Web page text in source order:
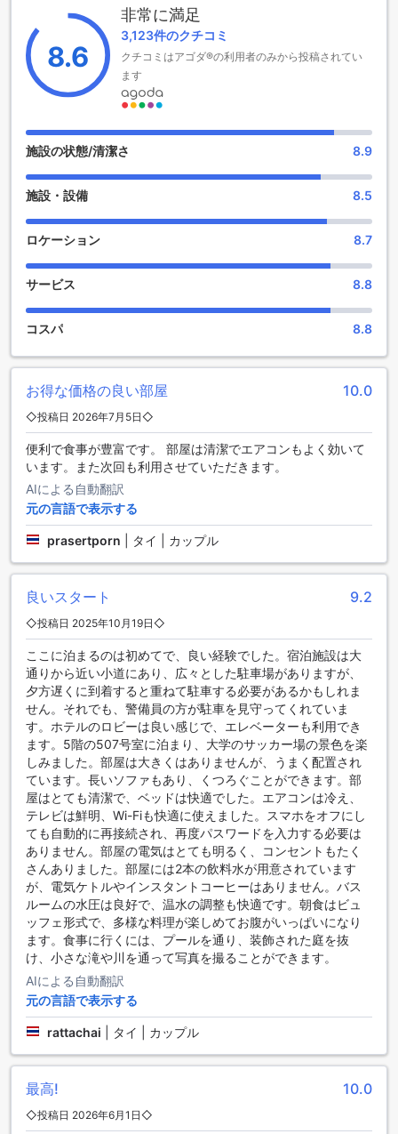
快適なくつろぎの共用ラウンジとテレビエリア
グライ ガン プレイス ホテルでは、快適なくつろぎのために
広々とした共用ラウンジとテレビエリアを提供しています。
ラウンジはモダンで落ち着いた雰囲気で、ソファや快適な座
席が完備されています。ここでは、ゲスト同士の交流やリラ
ックスした時間を過ごすことができます。また、テレビエリ
アでは、最新の映画やスポーツイベントを楽しむことができ
好みの番組をご覧いただけます。共用ラウンジとテレビエリ
アは、快適な滞在をお楽しみいただくためのお客様のための
特別なスペースです。
グライ ガン プレイス ホテルは、サラブリに位置する素晴らし
いスポーツ施設を提供しています。屋外プールでは、快適な
水泳やリラックスできる日光浴を楽しむことができます。プ
眺めることもできます。また、無料のフィットネスセンター
り、健康やフィットネスに興味のあるゲストに最適です。ト
レーニング後には、サウナやジャグジーでリフレッシュする
こともできます。
便利な施設が揃ったグライ ガン プレイス ホテル
グライ ガン プレイス ホテルは、さまざまな便利な施設を提供
しています。ホテル内にはセーフティボックスがあり、貴重
品を安全に保管することができます。また、コンシェルジュ
様々なお手伝いをしてくれます。
ホテル内の公共エリアでは、Wi-Fiが利用可能です。お部屋に
も無料のWi-Fiが完備されており、快適なインターネット接続
が可能です。また、喫煙エリアも指定されているため、喫煙
さらに、荷物の預かりサービスや毎日のハウスキーピングサ
ービスも提供されています。また、ホテル内にはコインラン
ドリーもあり、洗濯物のお手入れも簡単に済ませることがで
きます。グライ ガン プレイス ホテルでは、快適な滞在をサポ
ートする便利な施設が充実しています。
便利な交通施設を提供するグライ ガン プレイス ホテル
グライ ガン プレイス ホテルは、お客様の快適な滞在をサポー
トするため、便利な交通施設を提供しています。ホテル内に
は無料の駐車場があり、お客様の車を安全に保管できます。
また、ホテルはシャトルサービスも提供しており、周辺エリ
アへの移動が簡単にできます。さらに、ホテル内には追加料
金なしで利用できる駐車場もあり、お客様の車を心配するこ
となく滞在を楽しむことができます。グライ ガン プレイス ホ
テルは、交通の便利さを考慮しており、お客様の快適な移動
をサポートします。
グライ ガン プレイス ホテルのダイニング施設
グライ ガン プレイス ホテルでは、豪華なダイニング施設を提
供しています。毎日のハウスキーピングと一緒に、朝食ビュ
ッフェもお楽しみいただけます。
味しい料理を提供しています。朝食ビュッフェでは、新鮮な
食材とバラエティ豊かなメニューが用意されており、ゲスト
は自分の好みに合わせて選ぶことができます。地元の料理か
8.6
非常に満足
3,123件のクチコミ
クチコミはアゴダ®の利用者のみから投稿されてい
ます
施設の状態/清潔さ 8.9
施設・設備 8.5
ロケーション 8.7
サービス 8.8
コスパ 8.8
お得な価格の良い部屋 10.0
◇投稿日 2026年7月5日◇
便利で食事が豊富です。 部屋は清潔でエアコンもよく効いて
います。また次回も利用させていただきます。
AIによる自動翻訳
元の言語で表示する
prasertporn タイ | カップル
良いスタート 9.2
◇投稿日 2025年10月19日◇
ここに泊まるのは初めてで、良い経験でした。宿泊施設は大
通りから近い小道にあり、広々とした駐車場がありますが、
夕方遅くに到着すると重ねて駐車する必要があるかもしれま
せん。それでも、警備員の方が駐車を見守ってくれていま
す。ホテルのロビーは良い感じで、エレベーターも利用でき
ます。5階の507号室に泊まり、大学のサッカー場の景色を楽
しみました。部屋は大きくはありませんが、うまく配置され
ています。長いソファもあり、くつろぐことができます。部
屋はとても清潔で、ベッドは快適でした。エアコンは冷え、
テレビは鮮明、Wi-Fiも快適に使えました。スマホをオフにし
ても自動的に再接続され、再度パスワードを入力する必要は
ありません。部屋の電気はとても明るく、コンセントもたく
さんありました。部屋には2本の飲料水が用意されています
が、電気ケトルやインスタントコーヒーはありません。バス
ルームの水圧は良好で、温水の調整も快適です。朝食はビュ
ッフェ形式で、多様な料理が楽しめてお腹がいっぱいになり
ます。食事に行くには、プールを通り、装飾された庭を抜
け、小さな滝や川を通って写真を撮ることができます。
AIによる自動翻訳
元の言語で表示する
rattachai タイ | カップル
最高! 10.0
◇投稿日 2026年6月1日◇